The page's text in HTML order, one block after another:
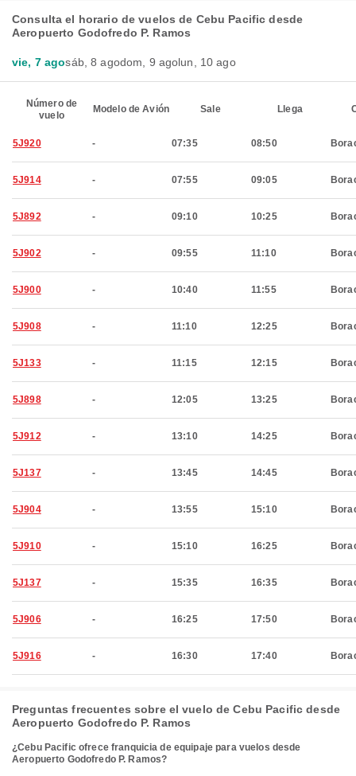
Consulta el horario de vuelos de Cebu Pacific desde
Aeropuerto Godofredo P. Ramos​​
vie, 7 agosáb, 8 agodom, 9 agolun, 10 ago
Número de
vuelo
Modelo de Avión Sale Llega
5J920 - 07:35 08:50
5J914 - 07:55 09:05
5J892 - 09:10 10:25
5J902 - 09:55 11:10
5J900 - 10:40 11:55
5J908 - 11:10 12:25
5J133 - 11:15 12:15
5J898 - 12:05 13:25
5J912 - 13:10 14:25
5J137 - 13:45 14:45
5J904 - 13:55 15:10
5J910 - 15:10 16:25
5J137 - 15:35 16:35
5J906 - 16:25 17:50
5J916 - 16:30 17:40
Preguntas frecuentes sobre el vuelo de Cebu Pacific desde
Aeropuerto Godofredo P. Ramos​​
¿Cebu Pacific ofrece franquicia de equipaje para vuelos desde
Aeropuerto Godofredo P. Ramos​​?